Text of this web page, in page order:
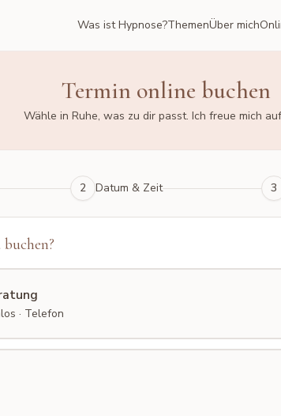
Was ist Hypnose?ThemenÜber mich
Termin online buchen
Wähle in Ruhe, was zu dir passt. Ich freue mich
2 Datum & Zeit 3
· Telefon